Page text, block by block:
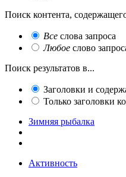
Поиск контента,
Все слова запроса
Любое слово
Поиск результатов в...
Заголовки и
Только заголовки
Зимняя рыбалка
Активность